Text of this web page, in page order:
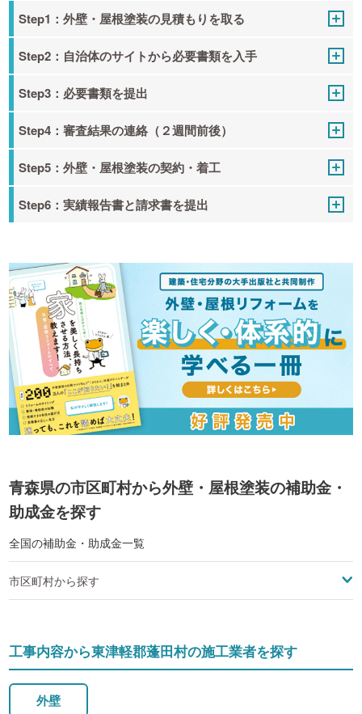
Step1：外壁・屋根塗装の見積もりを取る
Step2：自治体のサイトから必要書類を入手
Step3：必要書類を提出
Step4：審査結果の連絡（２週間前後）
Step5：外壁・屋根塗装の契約・着工
Step6：実績報告書と請求書を提出
青森県の市区町村から外壁・屋根塗装の補助金・
助成金を探す
全国の補助金・助成金一覧
市区町村から探す
工事内容から東津軽郡蓬田村の施工業者を探す
外壁